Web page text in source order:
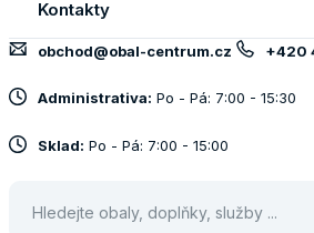
Kontakty
obchod@obal-centrum.cz +420
Administrativa: Po - Pá: 7:00 - 15:30
Sklad: Po - Pá: 7:00 - 15:00